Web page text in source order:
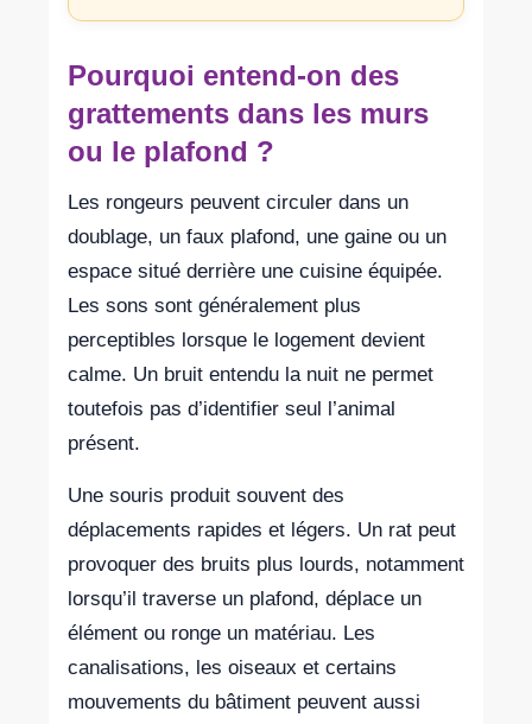
Pourquoi entend-on des
grattements dans les murs
ou le plafond ?
Les rongeurs peuvent circuler dans un
doublage, un faux plafond, une gaine ou un
espace situé derrière une cuisine équipée.
Les sons sont généralement plus
perceptibles lorsque le logement devient
calme. Un bruit entendu la nuit ne permet
toutefois pas d’identifier seul l’animal
présent.
Une souris produit souvent des
déplacements rapides et légers. Un rat peut
provoquer des bruits plus lourds, notamment
lorsqu’il traverse un plafond, déplace un
élément ou ronge un matériau. Les
canalisations, les oiseaux et certains
mouvements du bâtiment peuvent aussi